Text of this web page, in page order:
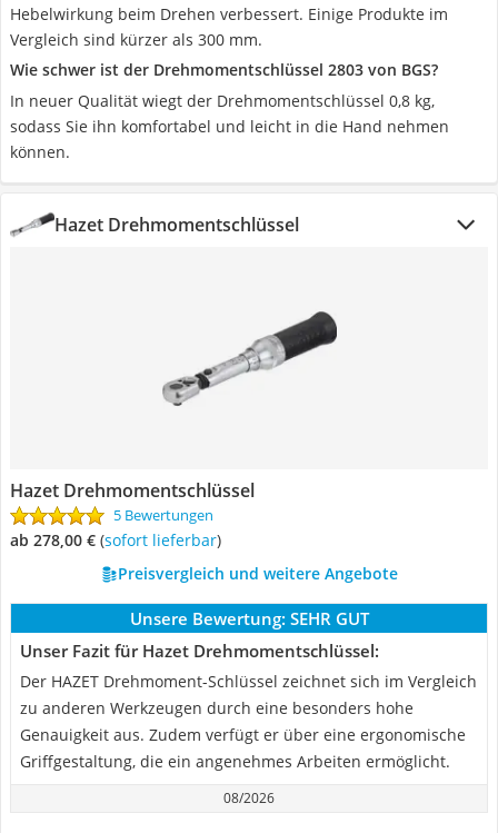
Hebelwirkung beim Drehen verbessert. Einige Produkte im
Vergleich sind kürzer als 300 mm.
Wie schwer ist der Drehmomentschlüssel 2803 von BGS?
In neuer Qualität wiegt der Drehmomentschlüssel 0,8 kg,
sodass Sie ihn komfortabel und leicht in die Hand nehmen
können.
Hazet Drehmomentschlüssel
Hazet Drehmomentschlüssel
5 Bewertungen
ab 278,00 € ( Sofort lieferbar)
Preisvergleich und weitere Angebote
Unsere Bewertung: SEHR GUT
Unser Fazit für Hazet Drehmomentschlüssel:
Der HAZET Drehmoment-Schlüssel zeichnet sich im Vergleich
zu anderen Werkzeugen durch eine besonders hohe
Genauigkeit aus. Zudem verfügt er über eine ergonomische
Griffgestaltung, die ein angenehmes Arbeiten ermöglicht.
08/2026